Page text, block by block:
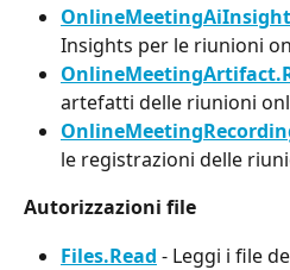
Insights per le riunioni
artefatti delle riunioni
le registrazioni delle
Autorizzazioni file
Files.Read - Leggi i file